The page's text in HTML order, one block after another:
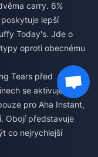
carry. 6%
lepší
Today's. Jde o
oproti obecnému
Tears před
se aktivuje
pro Aha Instant,
Obojí představuje
co nejrychlejší